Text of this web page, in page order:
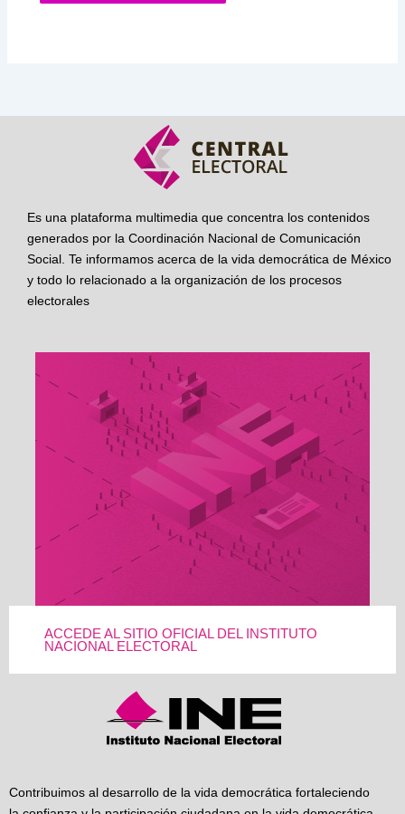
Es una plataforma multimedia que concentra los contenidos
generados por la Coordinación Nacional de Comunicación
Social. Te informamos acerca de la vida democrática de México
y todo lo relacionado a la organización de los procesos
electorales
ACCEDE AL SITIO OFICIAL DEL INSTITUTO
NACIONAL ELECTORAL
Contribuimos al desarrollo de la vida democrática fortaleciendo